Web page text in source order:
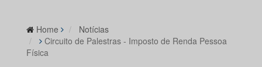
Home
Notícias
Circuito de Palestras - Imposto de Renda Pessoa
Física